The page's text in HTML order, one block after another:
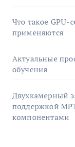
Что такое GPU-
применяются
Актуальные
обучения
Двухкамерный
поддержкой
компонентами